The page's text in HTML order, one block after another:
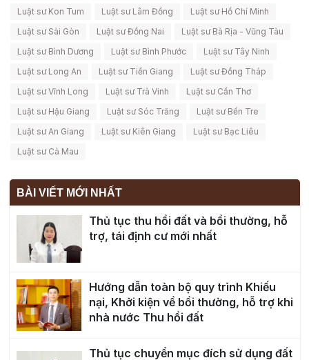
Luật sư Kon Tum
Luật sư Lâm Đồng
Luật sư Hồ Chí Minh
Luật sư Sài Gòn
Luật sư Đồng Nai
Luật sư Bà Rịa - Vũng Tàu
Luật sư Bình Dương
Luật sư Bình Phước
Luật sư Tây Ninh
Luật sư Long An
Luật sư Tiền Giang
Luật sư Đồng Tháp
Luật sư Vĩnh Long
Luật sư Trà Vinh
Luật sư Cần Thơ
Luật sư Hậu Giang
Luật sư Sóc Trăng
Luật sư Bến Tre
Luật sư An Giang
Luật sư Kiên Giang
Luật sư Bạc Liêu
Luật sư Cà Mau
BÀI VIẾT MỚI NHẤT
Thủ tục thu hồi đất và bồi thường, hỗ
trợ, tái định cư mới nhất
Hướng dẫn toàn bộ quy trình Khiếu
nại, Khởi kiện về bồi thường, hỗ trợ khi
nhà nước Thu hồi đất
Thủ tục chuyển mục đích sử dụng đất